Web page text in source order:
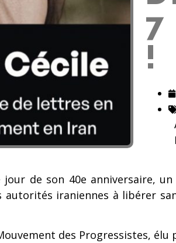
7
!
de son 40e anniversaire,
autorités iraniennes à libérer
des Progressistes,